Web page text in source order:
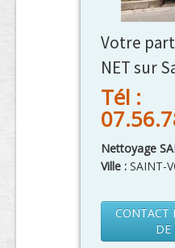
Votre
NET sur
Tél :
Nettoyage
Ville : SAINT-
CONTACT
DE